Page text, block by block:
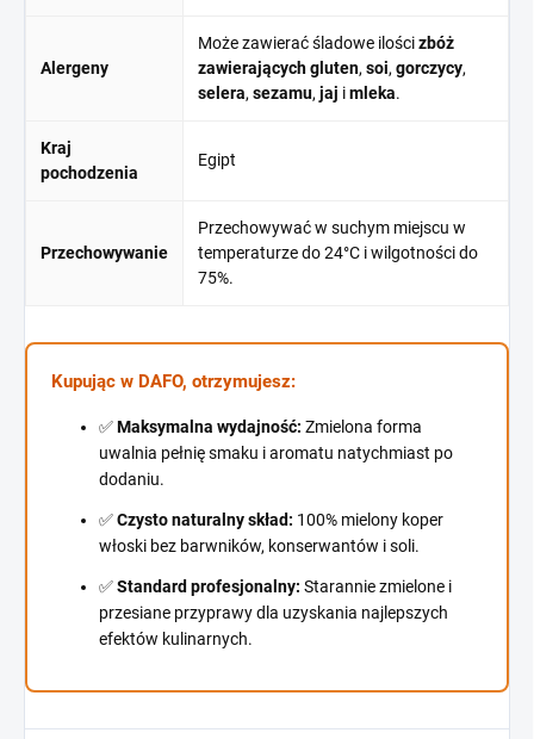
Alergeny
Może zawierać śladowe ilościzbóż
zawierających gluten, soi, gorczycy,
selera, sezamu, jaj imleka.
Kraj
pochodzenia
Egipt
Przechowywanie
Przechowywać w suchym miejscu w
temperaturze do 24°C i wilgotności do
75%.
Kupując w DAFO, otrzymujesz:
✅Maksymalna wydajność: Zmielona forma
uwalnia pełnię smaku i aromatu natychmiast po
dodaniu.
✅Czysto naturalny skład: 100% mielony koper
włoski bez barwników, konserwantów i soli.
✅Standard profesjonalny: Starannie zmielone i
przesiane przyprawy dla uzyskania najlepszych
efektów kulinarnych.